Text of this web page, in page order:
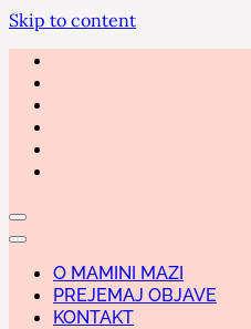
Skip to content
O MAMINI MAZI
PREJEMAJ OBJAVE
KONTAKT